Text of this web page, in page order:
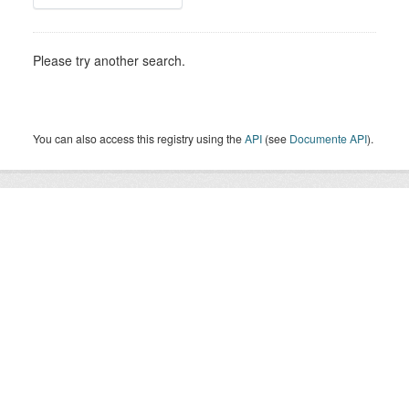
Please try another search.
You can also access this registry using theAPI (see Documente API).